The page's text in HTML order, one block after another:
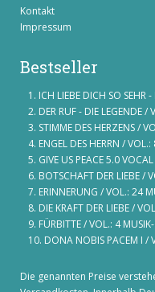
Kontakt
Impressum
Bestseller
ICH LIEBE DICH SO SEHR
DER RUF - DIE LEGENDE /
STIMME DES HERZENS /
ENGEL DES HERRN /
GIVE US PEACE 5.0
BOTSCHAFT DER LIEBE /
ERINNERUNG / VOL.: 24
DIE KRAFT DER LIEBE /
FÜRBITTE / VOL.: 4
DONA NOBIS PACEM I /
Die genannten Preise